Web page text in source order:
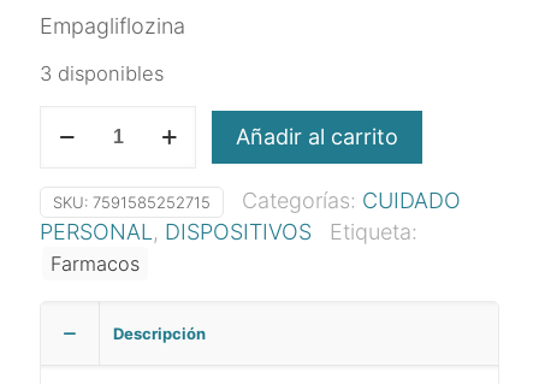
Empagliflozina
3 disponibles
cantidad
Añadir al carrito
SKU: 7591585252715 Categorías: CUIDADO
PERSONAL, DISPOSITIVOS Etiqueta:
Farmacos
Descripción